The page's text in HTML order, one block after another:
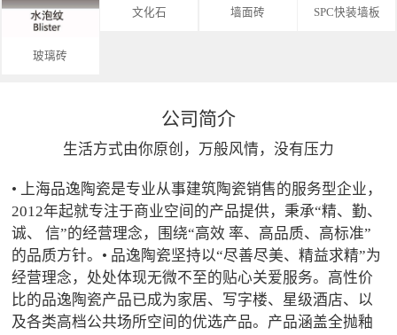
玻璃砖
文化石 墙面砖 SPC快装墙板
公司简介
生活方式由你原创，万般风情，没有压力
• 上海品逸陶瓷是专业从事建筑陶瓷销售的服务型企业，
2012年起就专注于商业空间的产品提供，秉承“精、勤、
诚、 信”的经营理念，围绕“高效 率、高品质、高标准”
的品质方针。• 品逸陶瓷坚持以“尽善尽美、精益求精”为
经营理念，处处体现无微不至的贴心关爱服务。高性价
比的品逸陶瓷产品已成为家居、写字楼、星级酒店、以
及各类高档公共场所空间的优选产品。产品涵盖全抛釉